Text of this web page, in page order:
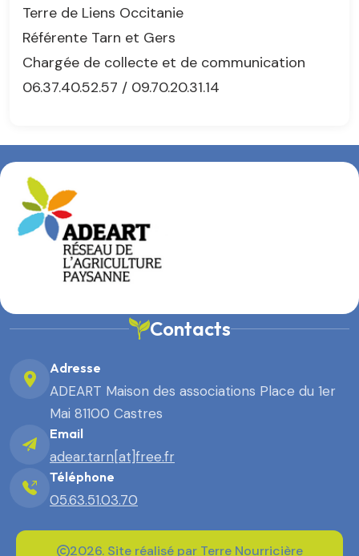
Terre de Liens Occitanie
Référente Tarn et Gers
Chargée de collecte et de communication
06.37.40.52.57 / 09.70.20.31.14
Contacts
Adresse
ADEART Maison des associations Place du 1er
Mai 81100 Castres
Email
adear.tarn[at]free.fr
Téléphone
05.63.51.03.70
2026. Site réalisé par Terre Nourricière